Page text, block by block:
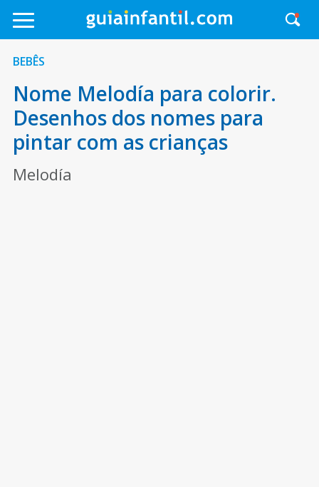
BEBÊS
Nome Melodía para colorir.
Desenhos dos nomes para
pintar com as crianças
Melodía